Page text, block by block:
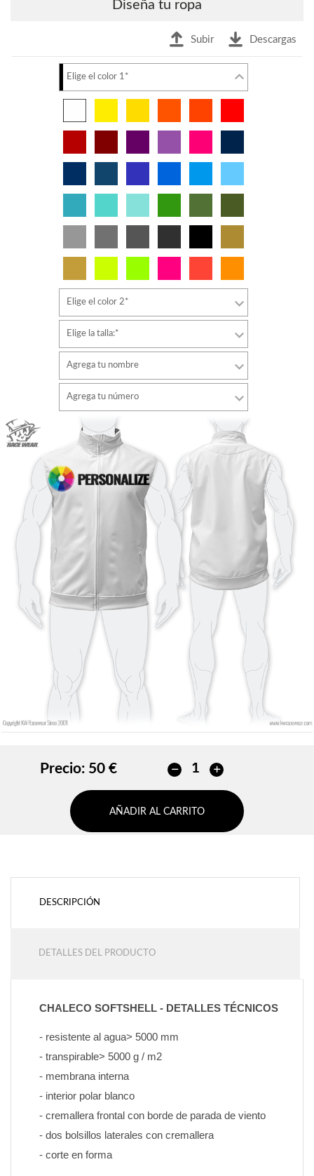
Diseña tu ropa
Subir Descargas
Elige el color 1*
Elige el color 2*
Elige la talla:*
Agrega tu nombre
Color de fuente
Color de contorno
Sin contorno
AÑADIR
Agrega tu número
Tipo de letra
estilo
Color de fuente
Sin contorno
AÑADIR
Precio: 50 €
AÑADIR AL CARRITO
DESCRIPCIÓN
DETALLES DEL PRODUCTO
CHALECO SOFTSHELL - DETALLES TÉCNICOS
- resistente al agua> 5000 mm
- transpirable> 5000 g / m2
- membrana interna
- interior polar blanco
- cremallera frontal con borde de parada de viento
- dos bolsillos laterales con cremallera
- corte en forma